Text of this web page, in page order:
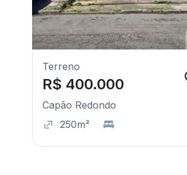
Terreno
R$ 400.000
Capão Redondo
250m²